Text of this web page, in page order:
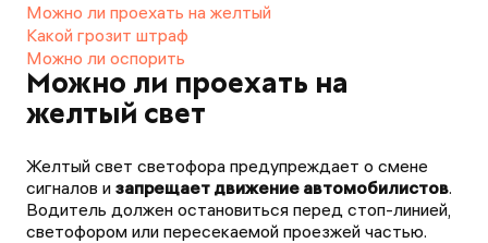
Можно ли проехать на желтый
Какой грозит штраф
Можно ли оспорить
Можно ли проехать на
желтый свет
Желтый свет светофора предупреждает о смене
сигналов и запрещает движение автомобилистов.
Водитель должен остановиться перед стоп-линией,
светофором или пересекаемой проезжей частью.